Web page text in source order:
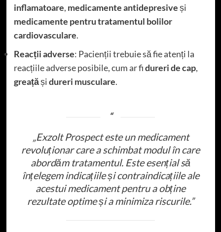
inflamatoare, medicamente antidepresiveși
medicamente pentru tratamentul bolilor
cardiovasculare.
Reacții adverse: Pacienții trebuie să fie atenți la
reacțiile adverse posibile, cum ar fidureri de cap,
greațășidureri musculare.
„Exzolt Prospect este un medicament
revoluționar care a schimbat modul în care
abordăm tratamentul. Este esențial să
înțelegem indicațiile și contraindicațiile ale
acestui medicament pentru a obține
rezultate optime și a minimiza riscurile.”